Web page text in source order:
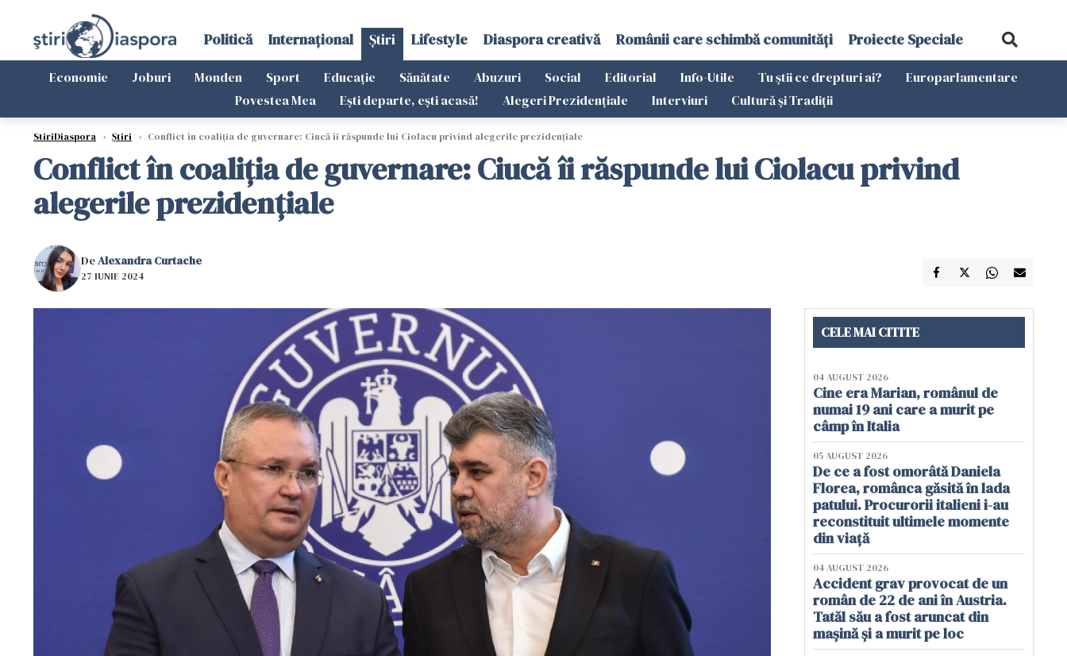
Politică Internațional Știri Lifestyle Diaspora creativă Românii care schimbă comunități Proiecte Speciale
Economie Joburi Monden Sport Educație Sănătate Abuzuri Social Editorial Info-Utile Tu știi ce drepturi ai?
Europarlamentare
Povestea Mea
Ești departe, ești acasă! Alegeri Prezidențiale Interviuri Cultură și Tradiții
StiriDiaspora › Știri › Conflict în coaliția de guvernare: Ciucă îi răspunde lui Ciolacu privind alegerile prezidențiale
Conflict în coaliția de guvernare: Ciucă îi răspunde lui Ciolacu privind
alegerile prezidențiale
DeAlexandra Curtache
27 IUNIE 2024
CELE MAI CITITE
04 AUGUST 2026
Cine era Marian, românul de
numai 19 ani care a murit pe
câmp în Italia
05 AUGUST 2026
De ce a fost omorâtă Daniela
Florea, românca găsită în lada
patului. Procurorii italieni i-au
reconstituit ultimele momente
din viață
04 AUGUST 2026
Accident grav provocat de un
român de 22 de ani în Austria.
Tatăl său a fost aruncat din
mașină și a murit pe loc